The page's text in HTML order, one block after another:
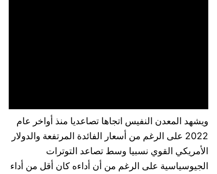
ويشهد المعدن النفيس اتجاها تصاعديا منذ أواخر عام
2022 على الرغم من أسعار الفائدة المرتفعة والدولار
الأمريكي القوي نسبيا وسط تصاعد التوترات
الجيوسياسية على الرغم من أن أداءه كان أقل من أداء